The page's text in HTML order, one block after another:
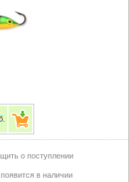
о поступлении
в наличии